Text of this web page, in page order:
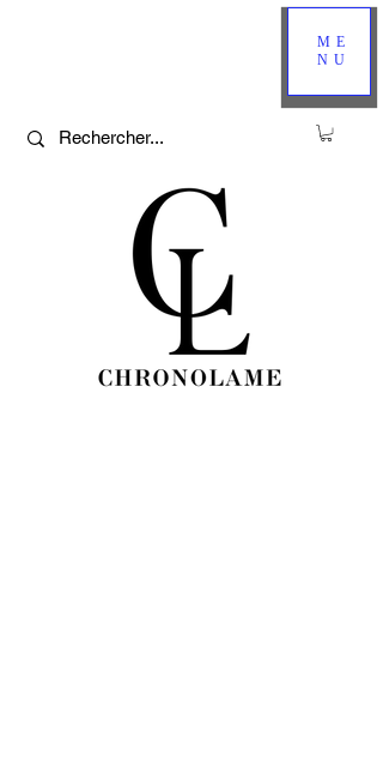
ME
NU